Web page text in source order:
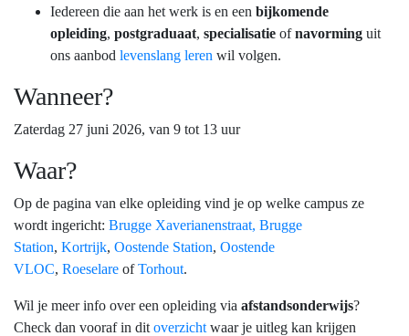
Iedereen die aan het werk is en een bijkomende
opleiding, postgraduaat, specialisatie ofnavorming uit
ons aanbod levenslang leren wil volgen.
Wanneer?
Zaterdag 27 juni 2026, van 9 tot 13 uur
Waar?
Op de pagina van elke opleiding vind je op welke campus ze
wordt ingericht: Brugge Xaverianenstraat, Brugge
Station, Kortrijk, Oostende Station, Oostende
VLOC, Roeselare ofTorhout.
Wil je meer info over een opleiding via afstandsonderwijs?
Check dan vooraf in dit overzicht waar je uitleg kan krijgen